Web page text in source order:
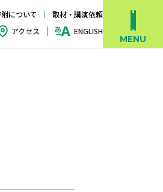
について
取材・講演依頼
アクセス ENGLISH